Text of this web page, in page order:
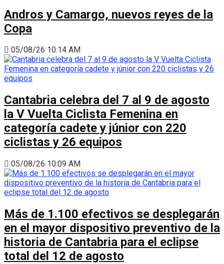
Andros y Camargo, nuevos reyes de la
Copa
05/08/26 10:14 AM
Cantabria celebra del 7 al 9 de agosto
la V Vuelta Ciclista Femenina en
categoría cadete y júnior con 220
ciclistas y 26 equipos
05/08/26 10:09 AM
Más de 1.100 efectivos se desplegarán
en el mayor dispositivo preventivo de la
historia de Cantabria para el eclipse
total del 12 de agosto